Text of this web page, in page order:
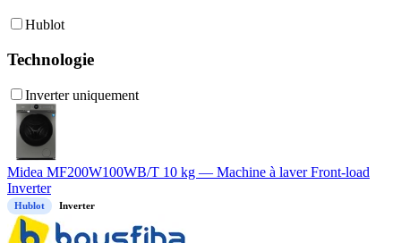
Hublot
Technologie
Inverter uniquement
Midea MF200W100WB/T 10 kg — Machine à laver Front-load
Inverter
Hublot Inverter